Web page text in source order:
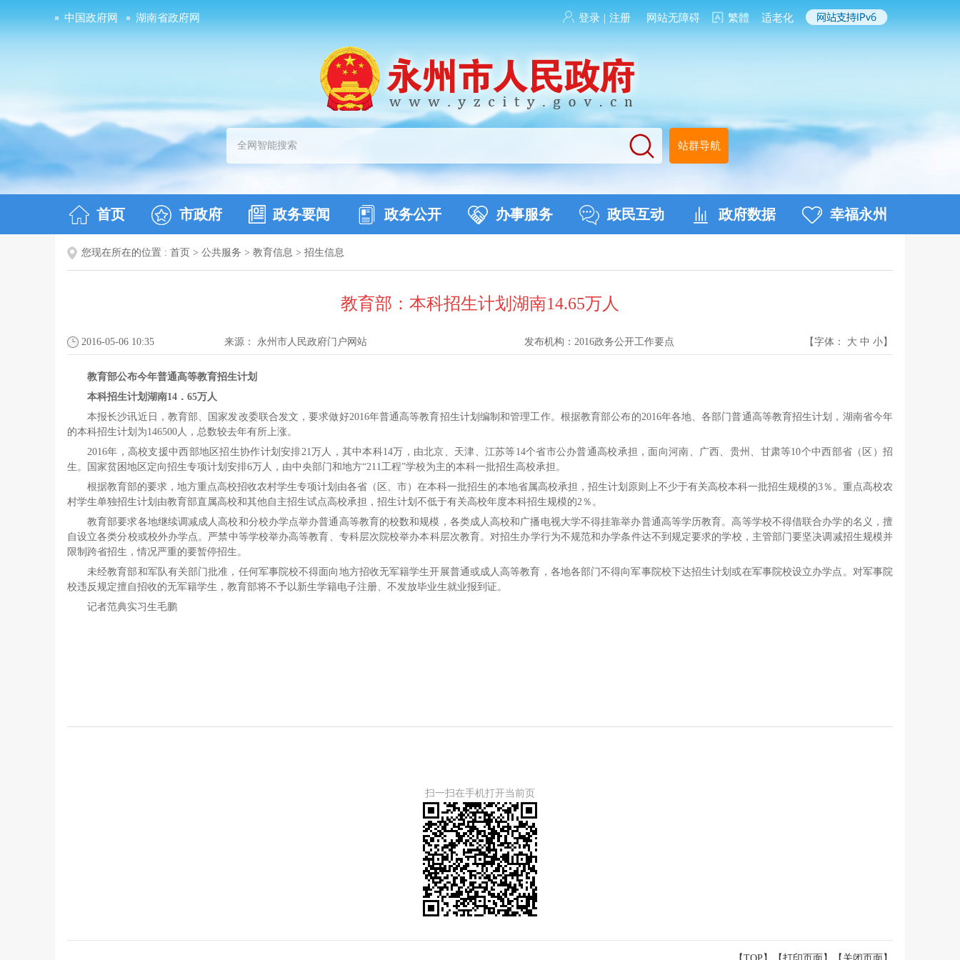
中国政府网 湖南省政府网 登录 | 注册 网站无障碍 繁體 适老化
站群导航
首页 市政府 政务要闻 政务公开 办事服务 政民互动 政府数据 幸福永州
您现在所在的位置 : 首页 > 公共服务 > 教育信息 > 招生信息
教育部：本科招生计划湖南14.65万人
2016-05-06 10:35 来源： 永州市人民政府门户网站 发布机构： 2016政务公开工作要点 【字体： 大 中 小】
教育部公布今年普通高等教育招生计划
本科招生计划湖南14．65万人
本报长沙讯近日，教育部、国家发改委联合发文，要求做好2016年普通高等教育招生计划编制和管理工作。根据教育部公布的2016年各地、各部门普通高等教育招生计划，湖南省今年
的本科招生计划为146500人，总数较去年有所上涨。
2016年，高校支援中西部地区招生协作计划安排21万人，其中本科14万，由北京、天津、江苏等14个省市公办普通高校承担，面向河南、广西、贵州、甘肃等10个中西部省（区）招
生。国家贫困地区定向招生专项计划安排6万人，由中央部门和地方“211工程”学校为主的本科一批招生高校承担。
根据教育部的要求，地方重点高校招收农村学生专项计划由各省（区、市）在本科一批招生的本地省属高校承担，招生计划原则上不少于有关高校本科一批招生规模的3％。重点高校农
村学生单独招生计划由教育部直属高校和其他自主招生试点高校承担，招生计划不低于有关高校年度本科招生规模的2％。
教育部要求各地继续调减成人高校和分校办学点举办普通高等教育的校数和规模，各类成人高校和广播电视大学不得挂靠举办普通高等学历教育。高等学校不得借联合办学的名义，擅
自设立各类分校或校外办学点。严禁中等学校举办高等教育、专科层次院校举办本科层次教育。对招生办学行为不规范和办学条件达不到规定要求的学校，主管部门要坚决调减招生规模并
限制跨省招生，情况严重的要暂停招生。
未经教育部和军队有关部门批准，任何军事院校不得面向地方招收无军籍学生开展普通或成人高等教育，各地各部门不得向军事院校下达招生计划或在军事院校设立办学点。对军事院
校违反规定擅自招收的无军籍学生，教育部将不予以新生学籍电子注册、不发放毕业生就业报到证。
记者范典实习生毛鹏
扫一扫在手机打开当前页